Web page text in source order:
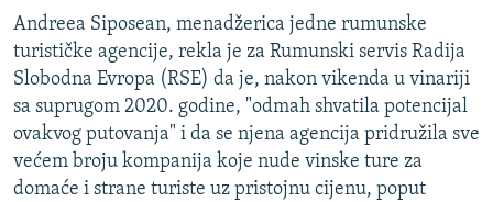
Andreea Siposean, menadžerica jedne rumunske
turističke agencije, rekla je za Rumunski servis Radija
Slobodna Evropa (RSE) da je, nakon vikenda u vinariji
sa suprugom 2020. godine, "odmah shvatila potencijal
ovakvog putovanja" i da se njena agencija pridružila sve
većem broju kompanija koje nude vinske ture za
domaće i strane turiste uz pristojnu cijenu, poput